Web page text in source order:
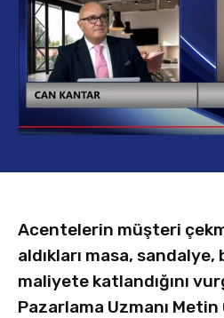
Acentelerin müşteri
aldıkları masa,
maliyete katlandığını
Pazarlama Uzmanı Metin